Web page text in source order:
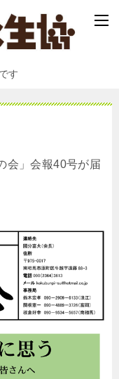
す
会」会報40号が届